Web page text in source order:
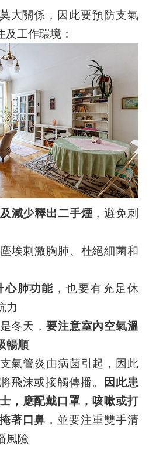
大關係，因此要預防支氣
工作環境：
減少釋出二手煙 ，避免刺
埃刺激胸肺、杜絕細菌和
心肺功能 ，也要有充足休
力
冬天，要注意室內空氣溫
暢順
氣管炎由病菌引起，因此
飛沫或接觸傳播。 因此患
，應配戴口罩，咳嗽或打
著口鼻 ，並要注重雙手清
風險